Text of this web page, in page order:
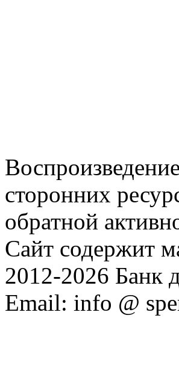
сторонних
обратной
Сайт содержит
2012-2026 Банк
Email: info @